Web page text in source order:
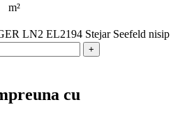
m²
LN2 EL2194 Stejar Seefeld nisip
cu